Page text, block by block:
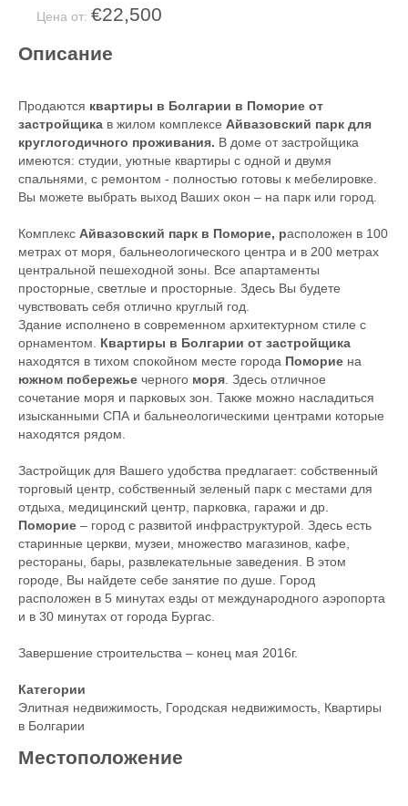
Цена от: €22,500
Описание
Продаются квартиры в Болгарии в Поморие от
застройщика в жилом комплексе Айвазовский парк для
круглогодичного проживания. В доме от застройщика
имеются: студии, уютные квартиры с одной и двумя
спальнями, с ремонтом - полностью готовы к мебелировке.
Вы можете выбрать выход Ваших окон – на парк или город.
Комплекс Айвазовский парк в Поморие, расположен в 100
метрах от моря, бальнеологического центра и в 200 метрах
центральной пешеходной зоны. Все апартаменты
просторные, светлые и просторные. Здесь Вы будете
чувствовать себя отлично круглый год.
Здание исполнено в современном архитектурном стиле с
орнаментом. Квартиры в Болгарии от застройщика
находятся в тихом спокойном месте города Поморие на
южном побережье черного моря. Здесь отличное
сочетание моря и парковых зон. Также можно насладиться
изысканными СПА и бальнеологическими центрами которые
находятся рядом.
Застройщик для Вашего удобства предлагает: собственный
торговый центр, собственный зеленый парк с местами для
отдыха, медицинский центр, парковка, гаражи и др.
Поморие – город с развитой инфраструктурой. Здесь есть
старинные церкви, музеи, множество магазинов, кафе,
рестораны, бары, развлекательные заведения. В этом
городе, Вы найдете себе занятие по душе. Город
расположен в 5 минутах езды от международного аэропорта
и в 30 минутах от города Бургас.
Завершение строительства – конец мая 2016г.
Категории
Элитная недвижимость, Городская недвижимость, Квартиры
в Болгарии
Местоположение